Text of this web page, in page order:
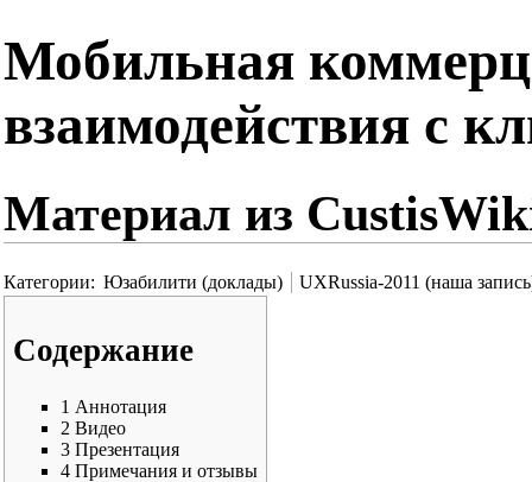
Мобильная
взаимодействия с
Материал из
Категории: Юзабилити (доклады) UXRussia-2011 (наша
Содержание
1 Аннотация
2 Видео
3 Презентация
4 Примечания и отзывы